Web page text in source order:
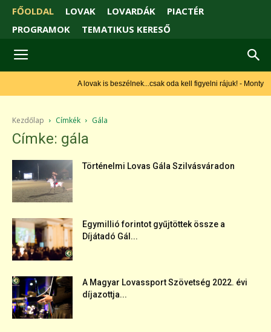
FŐOLDAL LOVAK LOVARDÁK
PIACTÉR
PROGRAMOK
TEMATIKUS KERESŐ
A lovak is beszélnek...csak oda kell figyelni rájuk! - Monty
Kezdőlap Címkék Gála
Címke: gála
Történelmi Lovas Gála Szilvásváradon
Egymillió forintot gyűjtöttek össze a
Díjátadó Gál...
A Magyar Lovassport Szövetség 2022. évi
díjazottja...